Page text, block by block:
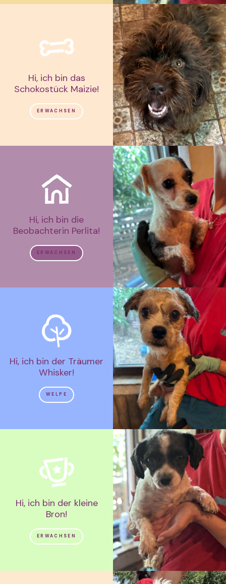
Hi, ich bin das
Schokostück Maizie!
ERWACHSEN
Hi, ich bin die
Beobachterin Perlita!
ERWACHSEN
Hi, ich bin der Träumer
Whisker!
WELPE
Hi, ich bin der kleine
Bron!
ERWACHSEN